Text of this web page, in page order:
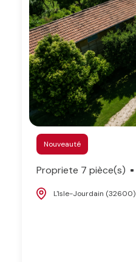
Nouveauté
Propriete 7 pièce(s)
L'Isle-Jourdain (32600)